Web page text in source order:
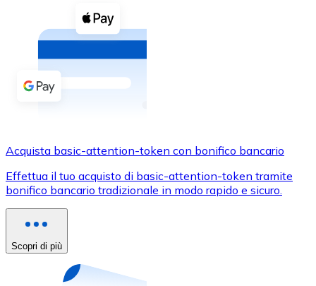
Bonifico SEPA
Acquista con bonifico bancario
Acquista con carta
Negozio - Carte regalo
Nuovo
Vai al negozio di carte regalo
Acquista basic-attention-token con bonifico bancario
Effettua il tuo acquisto di basic-attention-token tramite
bonifico bancario tradizionale in modo rapido e sicuro.
Scopri di più